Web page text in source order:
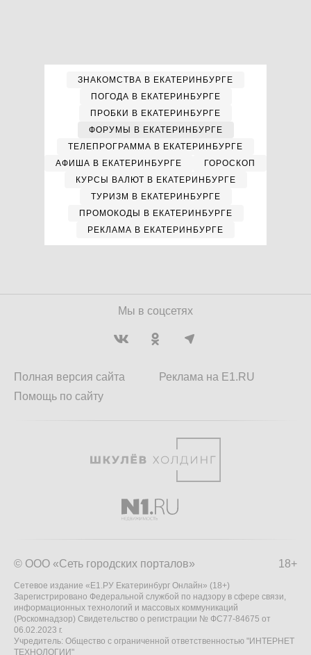
ЗНАКОМСТВА В ЕКАТЕРИНБУРГЕ
ПОГОДА В ЕКАТЕРИНБУРГЕ
ПРОБКИ В ЕКАТЕРИНБУРГЕ
ФОРУМЫ В ЕКАТЕРИНБУРГЕ
ТЕЛЕПРОГРАММА В ЕКАТЕРИНБУРГЕ
АФИША В ЕКАТЕРИНБУРГЕ
ГОРОСКОП
КУРСЫ ВАЛЮТ В ЕКАТЕРИНБУРГЕ
ТУРИЗМ В ЕКАТЕРИНБУРГЕ
ПРОМОКОДЫ В ЕКАТЕРИНБУРГЕ
РЕКЛАМА В ЕКАТЕРИНБУРГЕ
Мы в соцсетях
Полная версия сайта
Помощь по сайту
Реклама на E1.RU
18+
© ООО «Сеть городских порталов»
Сетевое издание «Е1.РУ Екатеринбург Онлайн» (18+)
Зарегистрировано Федеральной службой по надзору в сфере связи,
информационных технологий и массовых коммуникаций
(Роскомнадзор) Свидетельство о регистрации № ФС77-84675 от
06.02.2023 г.
Учредитель: Общество с ограниченной ответственностью "ИНТЕРНЕТ
ТЕХНОЛОГИИ"